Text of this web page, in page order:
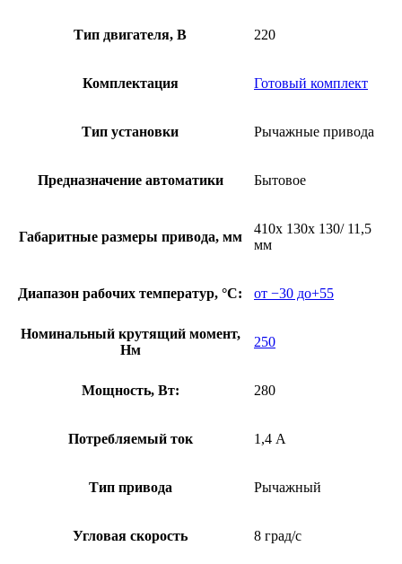
Тип двигателя, В 220
Комплектация Готовый комплект
Тип установки Рычажные привода
Предназначение автоматики Бытовое
Габаритные размеры привода, мм
410х 130х 130/ 11,5
мм
Диапазон рабочих температур, °С: от −30 до+55
Номинальный крутящий момент,
Нм
250
Мощность, Вт: 280
Потребляемый ток 1,4 А
Тип привода Рычажный
Угловая скорость 8 град/с